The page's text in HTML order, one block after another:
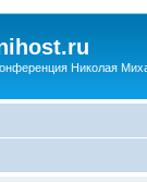
Николая